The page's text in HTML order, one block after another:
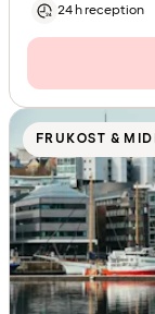
24 h reception
FRUKOST &